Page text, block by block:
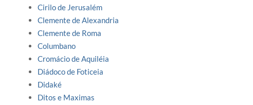
Cirilo de Jerusalém
Clemente de Alexandria
Clemente de Roma
Columbano
Cromácio de Aquiléia
Diádoco de Foticeia
Didaké
Ditos e Maximas